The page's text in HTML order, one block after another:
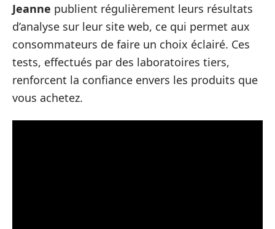
Jeanne publient régulièrement leurs résultats
d’analyse sur leur site web, ce qui permet aux
consommateurs de faire un choix éclairé. Ces
tests, effectués par des laboratoires tiers,
renforcent la confiance envers les produits que
vous achetez.